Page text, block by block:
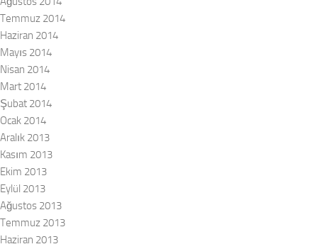
Temmuz 2014
Haziran 2014
Mayıs 2014
Nisan 2014
Mart 2014
Şubat 2014
Ocak 2014
Aralık 2013
Kasım 2013
Ekim 2013
Eylül 2013
Ağustos 2013
Temmuz 2013
Haziran 2013